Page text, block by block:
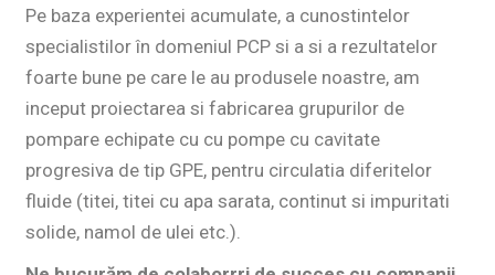
Pe baza experientei acumulate, a cunostintelor
specialistilor în domeniul PCP si a si a rezultatelor
foarte bune pe care le au produsele noastre, am
inceput proiectarea si fabricarea grupurilor de
pompare echipate cu cu pompe cu cavitate
progresiva de tip GPE, pentru circulatia diferitelor
fluide (titei, titei cu apa sarata, continut si impuritati
solide, namol de ulei etc.).